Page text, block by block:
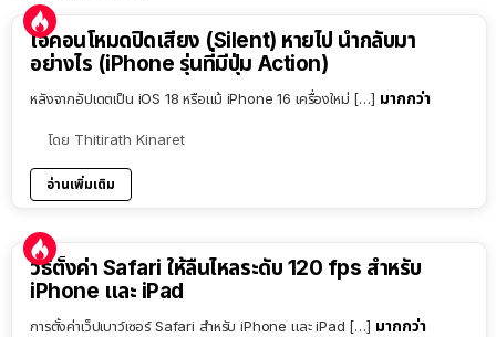
ไอคอนโหมดปิดเสียง (Silent) หายไป นำกลับมา
อย่างไร (iPhone รุ่นที่มีปุ่ม Action)
หลังจากอัปเดตเป็น iOS 18 หรือแม้ iPhone 16 เครื่องใหม่ […] มากกว่า
โดย Thitirath Kinaret
อ่านเพิ่มเติม
วิธีตั้งค่า Safari ให้ลื่นไหลระดับ 120 fps สำหรับ
iPhone และ iPad
การตั้งค่าเว็ปเบาว์เซอร์ Safari สำหรับ iPhone และ iPad […] มากกว่า